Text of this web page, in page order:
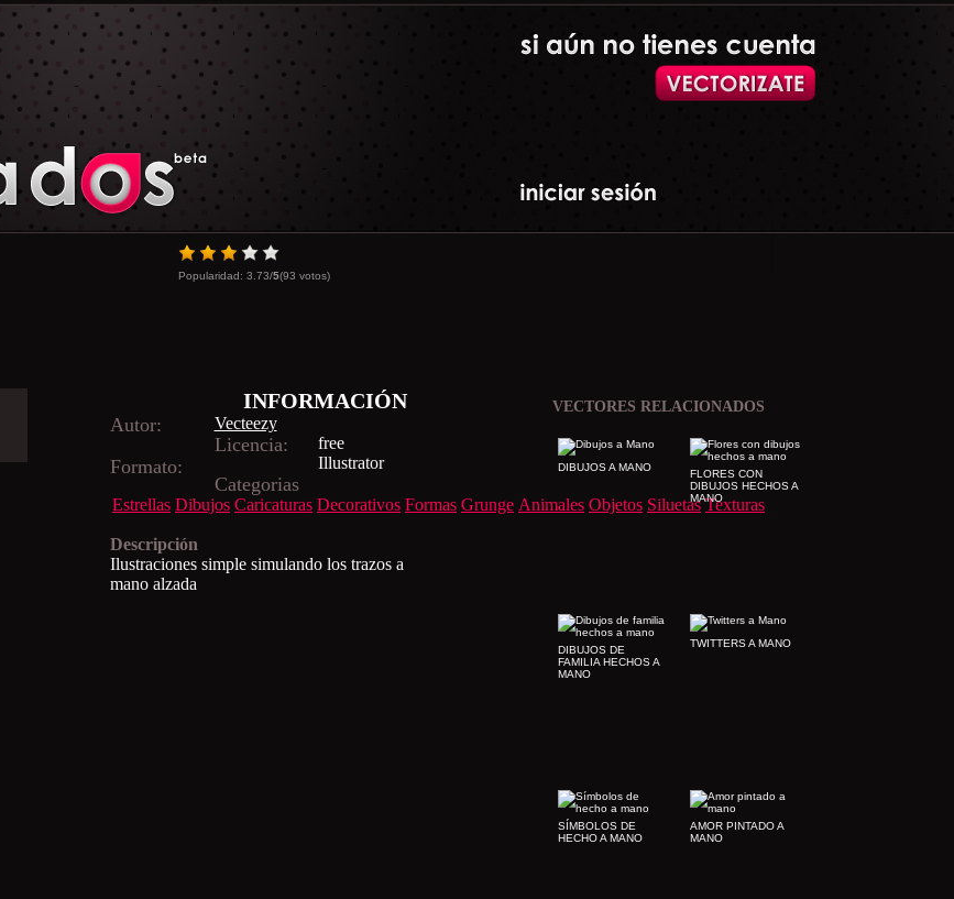
Popularidad: 3.73/5(93 votos)
INFORMACIÓN
Autor: Vecteezy
Licencia: free
Formato: Illustrator
Categorias
Estrellas Dibujos Caricaturas Decorativos Formas Grunge Animales Objetos Siluetas Texturas
Descripción
Ilustraciones simple simulando los trazos a
mano alzada
VECTORES RELACIONADOS
FLORES CON
DIBUJOS HECHOS A
MANO
DIBUJOS A MANO
TWITTERS A MANO
DIBUJOS DE
FAMILIA HECHOS A
MANO
AMOR PINTADO A
MANO
SÍMBOLOS DE
HECHO A MANO